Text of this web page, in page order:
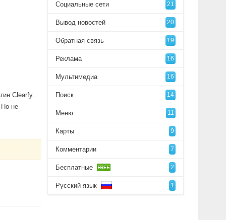
Clearfy.
Но не
Социальные сети 21
Вывод новостей 20
Обратная связь 19
Реклама 16
Мультимедиа 16
Поиск 14
Меню 11
Карты 9
Комментарии 7
Бесплатные 2
Русский язык 1